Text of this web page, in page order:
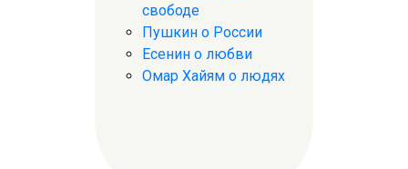
свободе
Пушкин о России
Есенин о любви
Омар Хайям о людях